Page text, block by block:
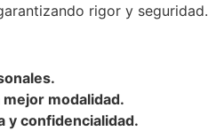
rigor y seguridad.
modalidad.
y confidencialidad.